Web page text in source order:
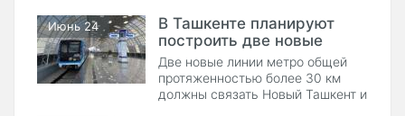
Июнь 24
В Ташкенте планируют
построить две новые
линии метро
Две новые линии метро общей
протяженностью более 30 км
должны связать Новый Ташкент и